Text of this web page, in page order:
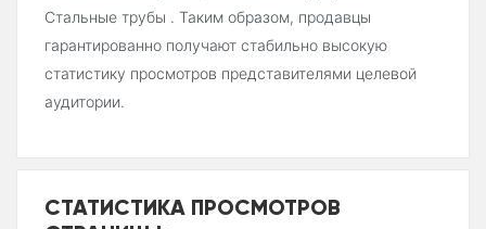
Стальные трубы . Таким образом, продавцы
гарантированно получают стабильно высокую
статистику просмотров представителями целевой
аудитории.
СТАТИСТИКА ПРОСМОТРОВ